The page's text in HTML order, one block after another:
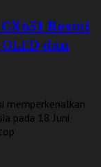
Resmi
dan
memperkenalkan
pada 18 Juni